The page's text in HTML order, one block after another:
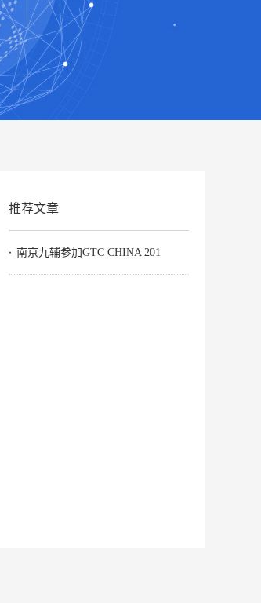
推荐文章
南京九辅参加GTC CHINA 201